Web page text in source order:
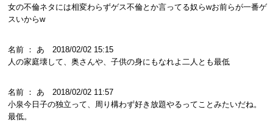
女の不倫ネタには相変わらずゲス不倫とか言ってる奴らwお前らが一番ゲ
スいからw
名前 ： あ 2018/02/02 15:15
人の家庭壊して、奥さんや、子供の身にもなれよ二人とも最低
名前 ： あ 2018/02/02 11:57
小泉今日子の独立って、周り構わず好き放題やるってことみたいだね。
最低。